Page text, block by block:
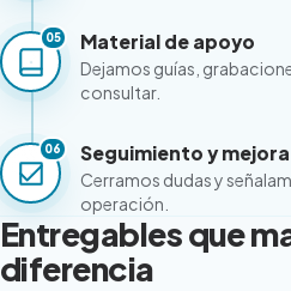
05 Material de apoyo
Dejamos guías,
consultar.
06 Seguimiento y mejora
Cerramos dudas y
operación.
Entregables que
diferencia